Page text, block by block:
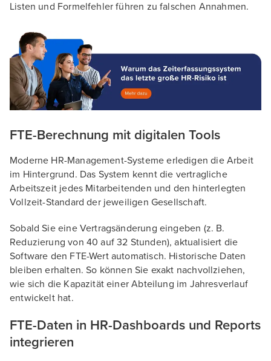
Listen und Formelfehler führen zu falschen Annahmen.
FTE-Berechnung mit digitalen Tools
Moderne HR-Management-Systeme erledigen die Arbeit
im Hintergrund. Das System kennt die vertragliche
Arbeitszeit jedes Mitarbeitenden und den hinterlegten
Vollzeit-Standard der jeweiligen Gesellschaft.
Sobald Sie eine Vertragsänderung eingeben (z. B.
Reduzierung von 40 auf 32 Stunden), aktualisiert die
Software den FTE-Wert automatisch. Historische Daten
bleiben erhalten. So können Sie exakt nachvollziehen,
wie sich die Kapazität einer Abteilung im Jahresverlauf
entwickelt hat.
FTE-Daten in HR-Dashboards und Reports
integrieren